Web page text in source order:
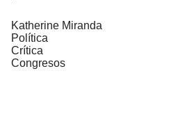
Katherine Miranda
Política
Crítica
Congresos